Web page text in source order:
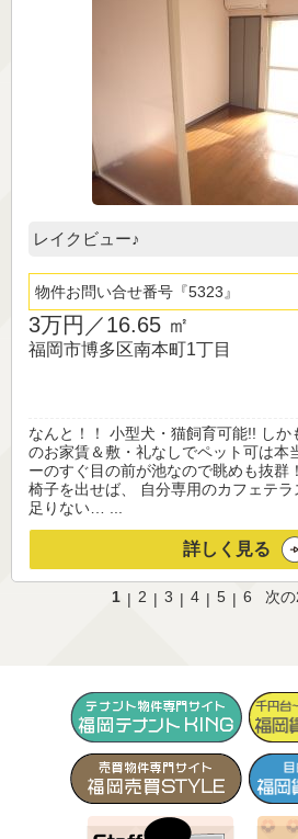
レイクビュー♪
物件お問い合せ番号 5323
3万円／16.65 ㎡
福岡市博多区南本町1丁目
なんと！！ 小型犬・猫飼育可能!! しか
のお家賃＆敷・礼なしでペット可は本
ーのすぐ目の前が池なので眺めも抜群
椅子を出せば、 自分専用のカフェテ
足りない… ...
詳しく見る
1 | 2 | 3 | 4 | 5 | 6 次